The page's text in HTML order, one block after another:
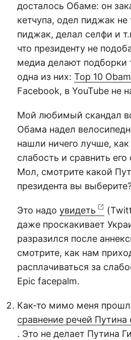
досталось Обаме: он
кетчупа, одел пиджак не
пиджак, делал селфи и
что президенту не
медиа делают подборки
одна из них: Top 10
Facebook, в YouTube не
Мой любимый скандал
Обама надел
нашли ничего лучше, как
слабость и сравнить
Мол, смотрите какой
президента вы
Это надо увидеть
даже проскакивает
разразился после
смотрите, как нам
расплачиваться за
Epic facepalm.
Как-то мимо меня
сравнение речей
. Это не делает Путина